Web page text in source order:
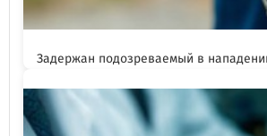
Задержан подозреваемый в